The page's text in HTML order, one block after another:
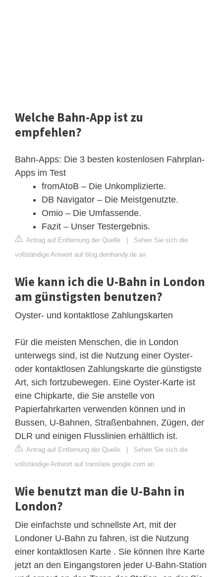
Welche Bahn-App ist zu
empfehlen?
Bahn-Apps: Die 3 besten kostenlosen Fahrplan-
Apps im Test
fromAtoB – Die Unkomplizierte.
DB Navigator – Die Meistgenutzte.
Omio – Die Umfassende.
Fazit – Unser Testergebnis.
Antrag auf Entfernung der Quelle | Sehen Sie sich die
vollständige Antwort auf blog.deinhandy.de an
Wie kann ich die U-Bahn in London
am günstigsten benutzen?
Oyster- und kontaktlose Zahlungskarten
Für die meisten Menschen, die in London
unterwegs sind, ist die Nutzung einer Oyster-
oder kontaktlosen Zahlungskarte die günstigste
Art, sich fortzubewegen. Eine Oyster-Karte ist
eine Chipkarte, die Sie anstelle von
Papierfahrkarten verwenden können und in
Bussen, U-Bahnen, Straßenbahnen, Zügen, der
DLR und einigen Flusslinien erhältlich ist.
Antrag auf Entfernung der Quelle | Sehen Sie sich die
vollständige Antwort auf translate.google.com an
Wie benutzt man die U-Bahn in
London?
Die einfachste und schnellste Art, mit der
Londoner U-Bahn zu fahren, ist die Nutzung
einer kontaktlosen Karte . Sie können Ihre Karte
jetzt an den Eingangstoren jeder U-Bahn-Station